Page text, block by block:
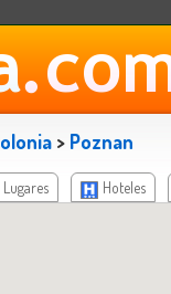
> Poznan
Lugares Hoteles